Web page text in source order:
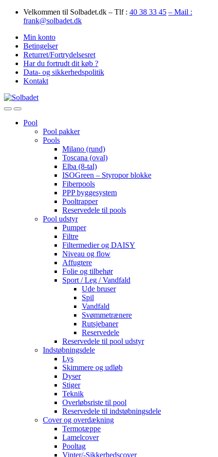
Skip
Skip
Velkommen til Solbadet.dk – Tlf : 40 38 33 45 – Mail :
frank@solbadet.dk
Min konto
Betingelser
Returret/Fortrydelsesret
Har du fortrudt dit køb ?
Data- og sikkerhedspolitik
Kontakt
OpenClose
Pool
Pool pakker
Pools
Milano (rund)
Toscana (oval)
Elba (8-tal)
ISOGreen – Styropor blokke
Fiberpools
PPP byggesystem
Pooltrapper
Reservedele til pools
Pool udstyr
Pumper
Filtre
Filtermedier og DAISY
Niveau og flow
Affugtere
Folie og tilbehør
Sport / Leg / Vandfald
Ude bruser
Spil
Vandfald
Svømmetrænere
Rutsjebaner
Reservedele
Reservedele til pool udstyr
Indstøbningsdele
Lys
Skimmere og udløb
Dyser
Stiger
Teknik
Overløbsriste til pool
Reservedele til indstøbningsdele
Cover og overdækning
Termotæppe
Lamelcover
Pooltag
Vinter/-Sikkerhedscover